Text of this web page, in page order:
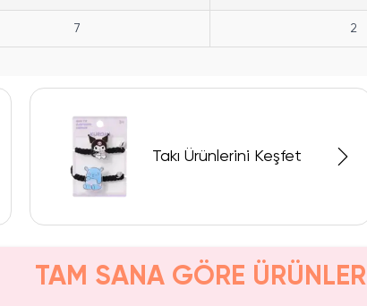
7 2
Takı Ürünlerini Keşfet
TAM SANA GÖRE ÜRÜNLER